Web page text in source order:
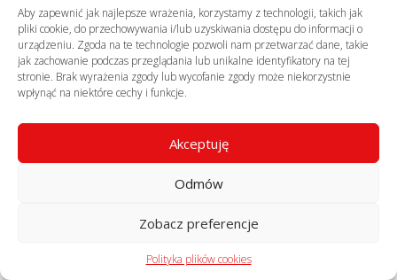
Aby zapewnić jak najlepsze wrażenia, korzystamy z technologii, takich jak
pliki cookie, do przechowywania i/lub uzyskiwania dostępu do informacji o
urządzeniu. Zgoda na te technologie pozwoli nam przetwarzać dane, takie
jak zachowanie podczas przeglądania lub unikalne identyfikatory na tej
stronie. Brak wyrażenia zgody lub wycofanie zgody może niekorzystnie
wpłynąć na niektóre cechy i funkcje.
Akceptuję
Odmów
Zobacz preferencje
Polityka plików cookies
© profekom.pl, wszelkie prawa zastrzeżone
realizacja:virtuart.pl